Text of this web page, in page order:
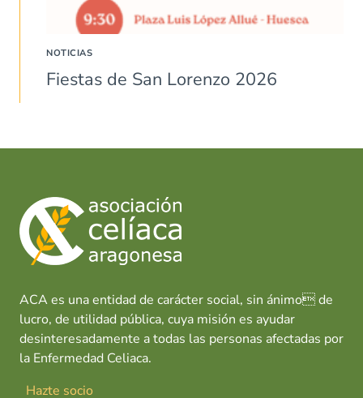
NOTICIAS
Fiestas de San Lorenzo 2026
ACA es una entidad de carácter social, sin ánimo de
lucro, de utilidad pública, cuya misión es ayudar
desinteresadamente a todas las personas afectadas por
la Enfermedad Celiaca.
Hazte socio